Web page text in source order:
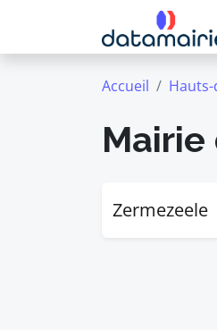
Accueil
Zermezeele